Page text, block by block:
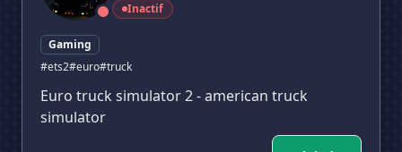
Inactif
Gaming
#ets2#euro#truck
Euro truck simulator 2 - american truck
simulator